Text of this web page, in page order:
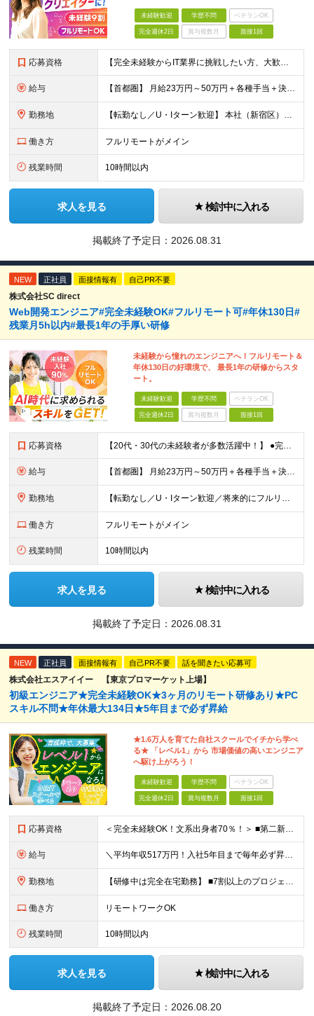
未経験歓迎 学歴不問 ベテランOK
完全週休2日 賞与複数月 面接1回
応募資格 【完全未経験からIT業界に挑戦したい方、大歓迎！】 ●応募年齢制限：34歳まで（若年層の長期キャリア形成を図るため） ★学歴不問・転職回数不問 ★第二新卒・社会人デビューOK 【こんな方を求めていま
給与 【首都圏】 月給23万円～50万円＋各種手当＋決算賞与 【大阪】 月給22万円～50万円＋各種手当＋決算賞与 【愛知】 月給21.5万円～50万円＋各種手当＋決算賞与 【福岡・宮城】 月給20万
勤務地 【転勤なし／U・Iターン歓迎】 本社（新宿区）、大阪支店、名古屋支店または東京都・神奈川県・千葉県・埼玉県・愛知県・大阪府・福岡県をはじめ、全国のプロジェクト先 ※ご希望を最大限考慮して配属先を決定
働き方 フルリモートがメイン
残業時間 10時間以内
求人を見る 検討中に入れる
掲載終了予定日： 2026.08.31
NEW 正社員 面接情報有 自己PR不要
株式会社SC direct
Web開発エンジニア#完全未経験OK#フルリモート可#年休130日#
残業月5h以内#最長1年の手厚い研修
未経験から憧れのエンジニアへ！フルリモート＆
年休130日の好環境で、 最長1年の研修からスタ
ート。
未経験歓迎 学歴不問 ベテランOK
完全週休2日 賞与複数月 面接1回
応募資格 【20代・30代の未経験者が多数活躍中！】 ●完全未経験、第二新卒、既卒、フリーターの方大歓迎！ ●学歴・職歴・転職回数・ブランク一切不問 ※34歳までの方（若年層の長期キャリア形成を図るため） ★
給与 【首都圏】 月給23万円～50万円＋各種手当＋決算賞与 【大阪】 月給22万円～50万円＋各種手当＋決算賞与 【愛知】 月給21.5万円～50万円＋各種手当＋決算賞与 【福岡・宮城】 月給20万
勤務地 【転勤なし／U・Iターン歓迎／将来的にフルリモートOK】 本社（新宿区）、大阪支店、名古屋支店または東京都・神奈川県・千葉県・埼玉県・愛知県・大阪府・福岡県をはじめ、全国のプロジェクト先 ※ご希望を
働き方 フルリモートがメイン
残業時間 10時間以内
求人を見る 検討中に入れる
掲載終了予定日： 2026.08.31
NEW 正社員 面接情報有 自己PR不要 話を聞きたい応募可
株式会社エスアイイー 【東京プロマーケット上場】
初級エンジニア★完全未経験OK★3ヶ月のリモート研修あり★PC
スキル不問★年休最大134日★5年目まで必ず昇給
★1.6万人を育てた自社スクールでイチから学べ
る★ 「レベル1」から 市場価値の高いエンジニア
へ駆け上がろう！
未経験歓迎 学歴不問 ベテランOK
完全週休2日 賞与複数月 面接1回
応募資格 ＜完全未経験OK！文系出身者70％！＞ ■第二新卒歓迎 ■学歴・経歴不問・社会人未経験もOK ■20代を中心に活躍中◎ ★☆先輩たちの前職☆★ 元アパレルスタッフや塾講師、介護士、事務、営業など社員
給与 ＼平均年収517万円！入社5年目まで毎年必ず昇給／ ■賞与年3回 ■年収800万円以上も可 ■入社3年以上の平均年収469.2万円 月給23万2000円以上＋賞与年3回＋各種手当 ☆入社5年目まで最
勤務地 【研修中は完全在宅勤務】 ■7割以上のプロジェクトでリモートワークを導入 ■一都三県のプロジェクト先 ■転居を伴う転勤なし ＜プロジェクト先＞ 東京・神奈川・千葉・埼玉でのプロジェクト先にて勤務いた
働き方 リモートワークOK
残業時間 10時間以内
求人を見る 検討中に入れる
掲載終了予定日： 2026.08.20